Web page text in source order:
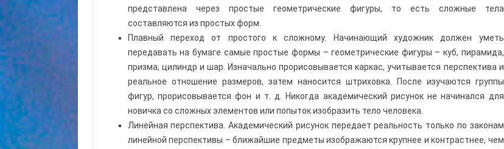
представлена через простые геометрические фигуры, то есть сложные тела
составляются из простых форм.
Плавный переход от простого к сложному. Начинающий художник должен уметь
передавать на бумаге самые простые формы – геометрические фигуры – куб, пирамида,
призма, цилиндр и шар. Изначально прорисовывается каркас, учитывается перспектива и
реальное отношение размеров, затем наносится штриховка. После изучаются группы
фигур, прорисовывается фон и т. д. Никогда академический рисунок не начинался для
новичка со сложных элементов или попыток изобразить тело человека.
Линейная перспектива. Академический рисунок передает реальность только по законам
линейной перспективы – ближайшие предметы изображаются крупнее и контрастнее, чем